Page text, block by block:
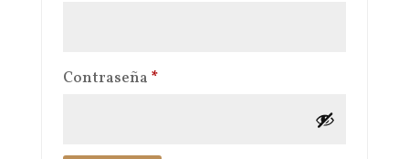
Contraseña *Obligatorio